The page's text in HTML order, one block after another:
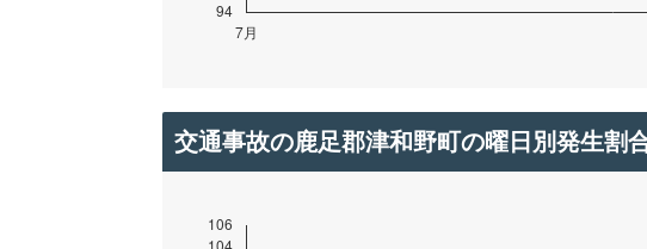
交通事故の鹿足郡津和野町の曜日別発生割